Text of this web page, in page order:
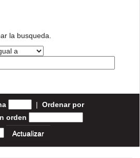
la busqueda.
| Ordenar por
orden